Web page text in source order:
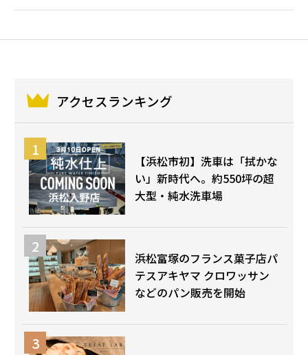
アクセスランキング
【浜松市初】洗車は「拭かな
い」新時代へ。約550坪の超
大型・純水洗車場
浜松富塚のフランス菓子店パ
テスアキヤマ クロワッサン
などのパン販売を開始